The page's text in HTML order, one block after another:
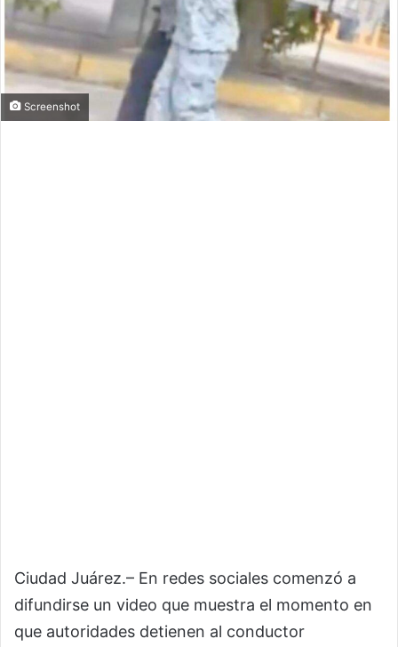
Screenshot
Ciudad Juárez.– En redes sociales comenzó a
difundirse un video que muestra el momento en
que autoridades detienen al conductor